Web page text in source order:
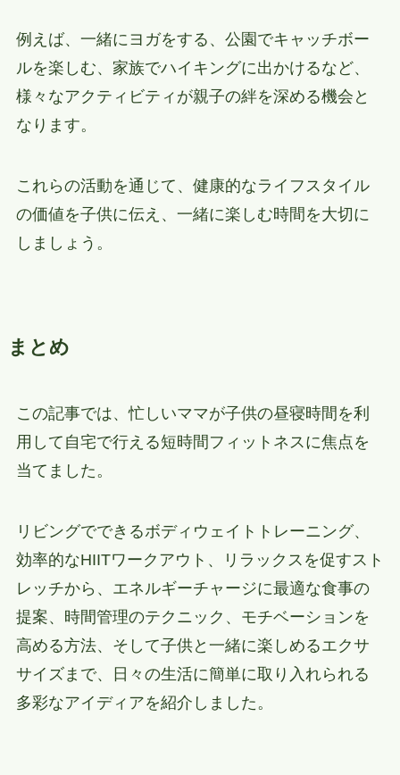
例えば、一緒にヨガをする、公園でキャッチボー
ルを楽しむ、家族でハイキングに出かけるなど、
様々なアクティビティが親子の絆を深める機会と
なります。
これらの活動を通じて、健康的なライフスタイル
の価値を子供に伝え、一緒に楽しむ時間を大切に
しましょう。
まとめ
この記事では、忙しいママが子供の昼寝時間を利
用して自宅で行える短時間フィットネスに焦点を
当てました。
リビングでできるボディウェイトトレーニング、
効率的なHIITワークアウト、リラックスを促すスト
レッチから、エネルギーチャージに最適な食事の
提案、時間管理のテクニック、モチベーションを
高める方法、そして子供と一緒に楽しめるエクサ
サイズまで、日々の生活に簡単に取り入れられる
多彩なアイディアを紹介しました。